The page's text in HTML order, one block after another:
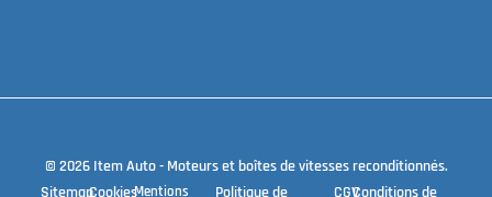
© 2026 Item Auto - Moteurs et boîtes de vitesses reconditionnés.
Mentions